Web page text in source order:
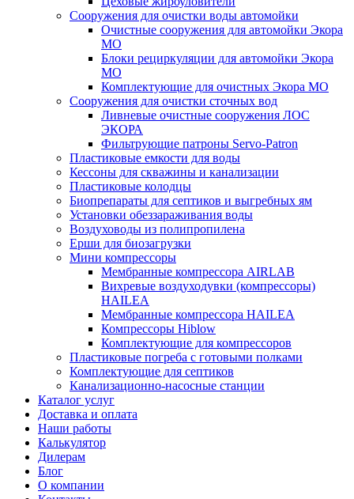
Сооружения для очистки воды автомойки
Очистные сооружения для автомойки Экора
МО
Блоки рециркуляции для автомойки Экора
МО
Комплектующие для очистных Экора МО
Сооружения для очистки сточных вод
Ливневые очистные сооружения ЛОС
ЭКОРА
Фильтрующие патроны Servo-Patron
Пластиковые емкости для воды
Кессоны для скважины и канализации
Пластиковые колодцы
Биопрепараты для септиков и выгребных ям
Установки обеззараживания воды
Воздуховоды из полипропилена
Ерши для биозагрузки
Мини компрессоры
Мембранные компрессора AIRLAB
Вихревые воздуходувки (компрессоры)
HAILEA
Мембранные компрессора HAILEA
Компрессоры Hiblow
Комплектующие для компрессоров
Пластиковые погреба с готовыми полками
Комплектующие для септиков
Канализационно-насосные станции
Каталог услуг
Доставка и оплата
Наши работы
Калькулятор
Дилерам
Блог
О компании